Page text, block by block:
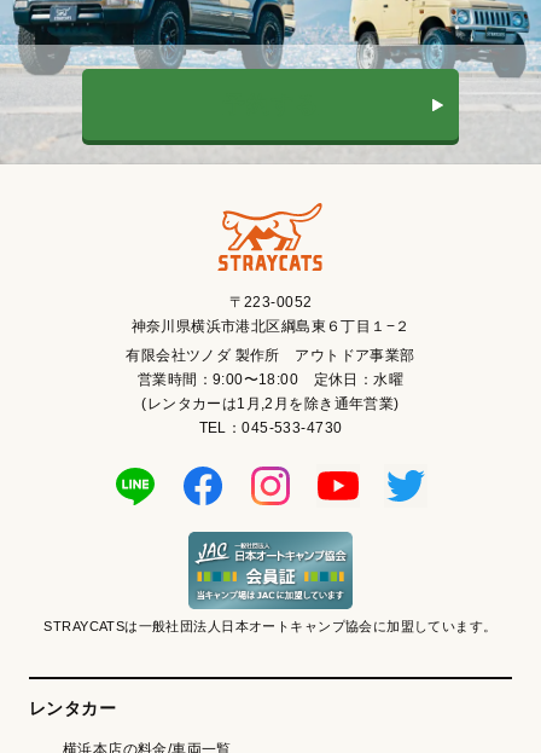
〒223-0052
神奈川県横浜市港北区綱島東６丁目１−２
有限会社ツノダ 製作所 アウトドア事業部
営業時間：9:00〜18:00 定休日：水曜
(レンタカーは1月,2月を除き通年営業)
TEL：045-533-4730
STRAYCATSは一般社団法人日本オートキャンプ協会に加盟しています。
レンタカー
横浜本店の料金/車両一覧